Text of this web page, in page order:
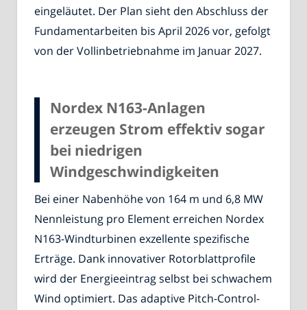
eingeläutet. Der Plan sieht den Abschluss der
Fundamentarbeiten bis April 2026 vor, gefolgt
von der Vollinbetriebnahme im Januar 2027.
Nordex N163-Anlagen
erzeugen Strom effektiv sogar
bei niedrigen
Windgeschwindigkeiten
Bei einer Nabenhöhe von 164 m und 6,8 MW
Nennleistung pro Element erreichen Nordex
N163-Windturbinen exzellente spezifische
Erträge. Dank innovativer Rotorblattprofile
wird der Energieeintrag selbst bei schwachem
Wind optimiert. Das adaptive Pitch-Control-